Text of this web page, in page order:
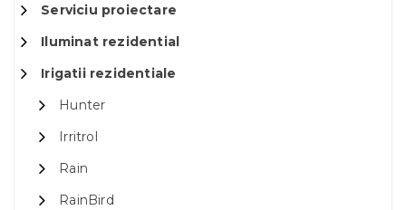
Serviciu proiectare
Iluminat rezidential
Irigatii rezidentiale
Hunter
Irritrol
Rain
RainBird